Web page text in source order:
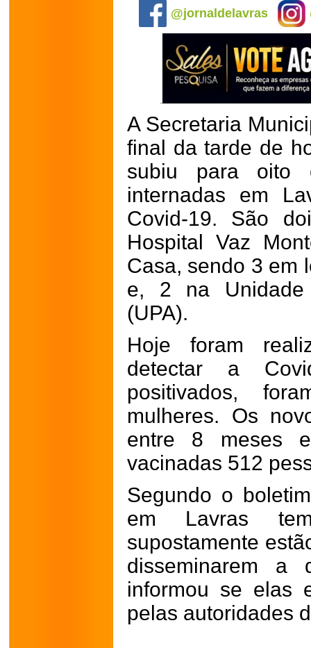
@jornaldelavras
A Secretaria
final da tarde de
subiu para oito
internadas em
Covid-19. São
Hospital Vaz
Casa, sendo 3 em
e, 2 na Unidade
(UPA).
Hoje foram
detectar a
positivados,
mulheres. Os
entre 8 meses
vacinadas 512
Segundo o
em Lavras
supostamente
disseminarem a
informou se elas
pelas autoridades